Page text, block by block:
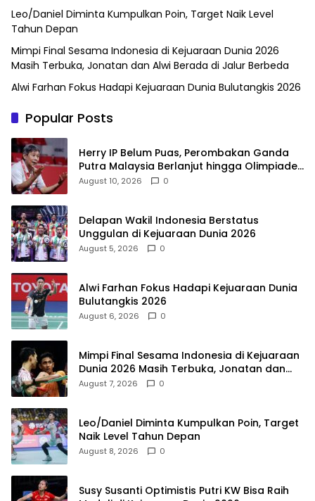
Leo/Daniel Diminta Kumpulkan Poin, Target Naik Level
Tahun Depan
Mimpi Final Sesama Indonesia di Kejuaraan Dunia 2026
Masih Terbuka, Jonatan dan Alwi Berada di Jalur Berbeda
Alwi Farhan Fokus Hadapi Kejuaraan Dunia Bulutangkis 2026
Popular Posts
Herry IP Belum Puas, Perombakan Ganda
Putra Malaysia Berlanjut hingga Olimpiade
2028
August 10, 2026 0
Delapan Wakil Indonesia Berstatus
Unggulan di Kejuaraan Dunia 2026
August 5, 2026 0
Alwi Farhan Fokus Hadapi Kejuaraan Dunia
Bulutangkis 2026
August 6, 2026 0
Mimpi Final Sesama Indonesia di Kejuaraan
Dunia 2026 Masih Terbuka, Jonatan dan
Alwi Berada di Jalur Berbeda
August 7, 2026 0
Leo/Daniel Diminta Kumpulkan Poin, Target
Naik Level Tahun Depan
August 8, 2026 0
Susy Susanti Optimistis Putri KW Bisa Raih